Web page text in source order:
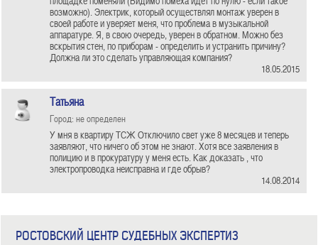
возможно). Электрик, который осуществлял монтаж уверен в
своей работе и уверяет меня, что проблема в музыкальной
аппаратуре. Я, в свою очередь, уверен в обратном. Можно без
вскрытия стен, по приборам - определить и устранить причину?
Должна ли это сделать управляющая компания?
18.05.2015
Татьяна
Город: не определен
У мня в квартиру ТСЖ Отключило свет уже 8 месяцев и теперь
заявляют, что ничего об этом не знают. Хотя все заявления в
полицию и в прокуратуру у меня есть. Как доказать , что
электропроводка неисправна и где обрыв?
14.08.2014
РОСТОВСКИЙ ЦЕНТР СУДЕБНЫХ ЭКСПЕРТИЗ